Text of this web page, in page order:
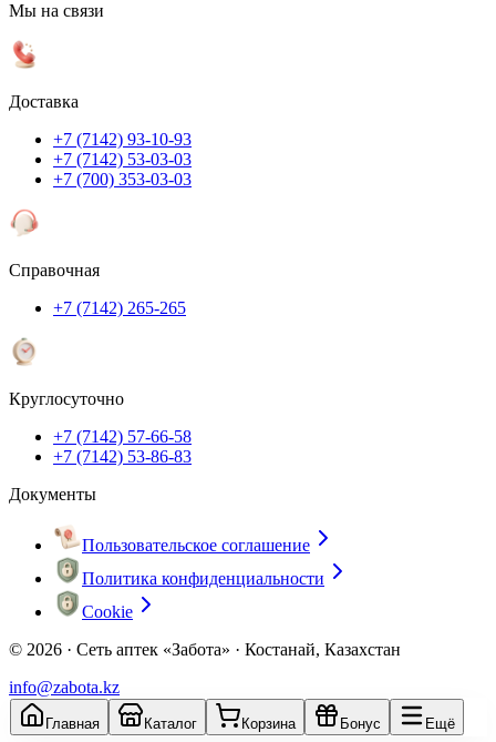
Мы на связи
Доставка
+7 (7142) 93-10-93
+7 (7142) 53-03-03
+7 (700) 353-03-03
Справочная
+7 (7142) 265-265
Круглосуточно
+7 (7142) 57-66-58
+7 (7142) 53-86-83
Документы
Пользовательское соглашение
Политика конфиденциальности
Cookie
© 2026 · Сеть аптек «Забота» · Костанай, Казахстан
info@zabota.kz
Главная Каталог Корзина Бонус Ещё